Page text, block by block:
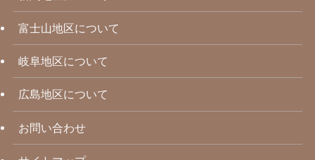
富士山地区について
岐阜地区について
広島地区について
お問い合わせ